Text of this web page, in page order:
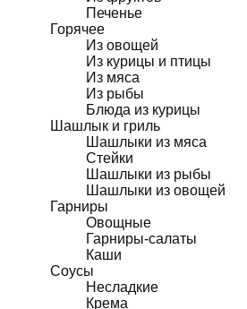
Печенье
Горячее
Из овощей
Из курицы и птицы
Из мяса
Из рыбы
Блюда из курицы
Шашлык и гриль
Шашлыки из мяса
Стейки
Шашлыки из рыбы
Шашлыки из овощей
Гарниры
Овощные
Гарниры-салаты
Каши
Соусы
Несладкие
Крема